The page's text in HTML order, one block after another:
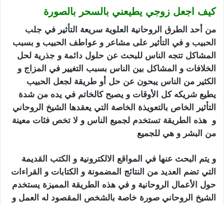
كيف اجعل زوجي يطيعني بالسحر بالصورة
من أحد الطرق الروحانية العلوية سريعة التأثير في جلب
الحبيب و في التأثير على مشاعر و عواطف الحبيب و بسبب
المشاكل تتجه الناس للبحث عن حلول دائمة و جذرية لحل
الخلافات و المشاكل بين الناس بسبب التغيير في المزاج و
الكثير من الناس يبحون عن حل أو طريقة لجعل الحبيب
يطيع شريكه كل الأوقات و يصبح كالخاتم في يده من شدة
التأثير الخاص بالتعويذة الخاصة التي يعقدها الشيخ الروحاني
و هذه الطريقة تستخدم لجميع الناس و لا تخص فئات معينة
من البشر و هي للجميع
و يتم البحث عنها في المواقع الالكترونية و الكتب القديمة
التي تضم العديد من النتائج المضمونة و الكتابات و القراءات
حول الأعمال الروحانية و في هذه الطريقة المميزة يستخدم
الشيخ الروحاني صورة خاصة بالشخص المقصود له العمل و